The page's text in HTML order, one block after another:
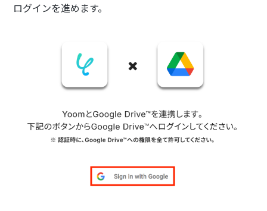
ログインを進めます。